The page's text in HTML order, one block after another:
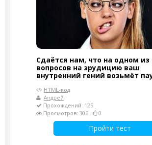
Сдаётся нам, что на одном из
вопросов на эрудицию ваш
внутренний гений возьмёт
HTML-код
Андрей
Прохождений: 125
Просмотров: 306
0
Пройти тест